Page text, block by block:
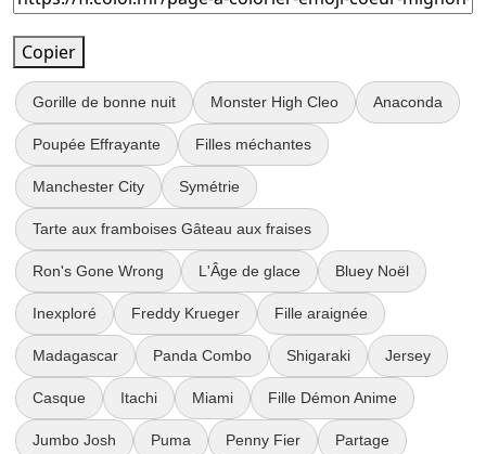
Copier
Gorille de bonne nuit Monster High Cleo Anaconda
Poupée Effrayante Filles méchantes
Manchester City Symétrie
Tarte aux framboises Gâteau aux fraises
Ron's Gone Wrong L'Âge de glace Bluey Noël
Inexploré Freddy Krueger Fille araignée
Madagascar Panda Combo Shigaraki Jersey
Casque Itachi Miami Fille Démon Anime
Jumbo Josh Puma Penny Fier Partage